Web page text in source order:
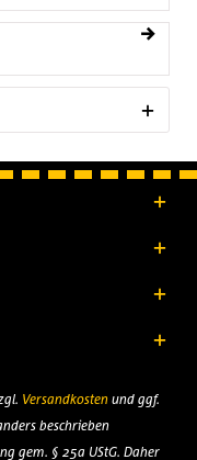
Versandkostenund ggf.
beschrieben
gem. § 25a UStG. Daher